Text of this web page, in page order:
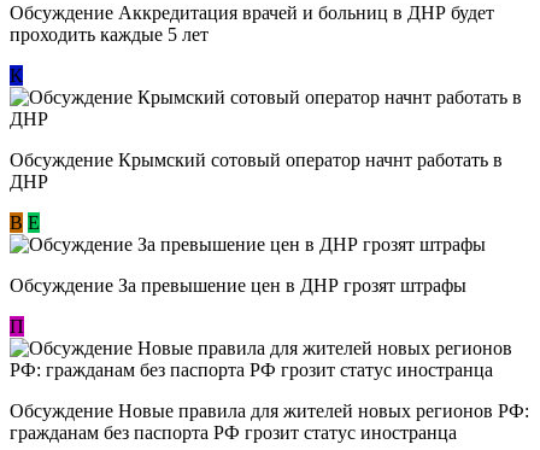
Обсуждение Аккредитация врачей и больниц в ДНР будет
проходить каждые 5 лет
К
Обсуждение Крымский сотовый оператор начнт работать в
ДНР
В E
Обсуждение За превышение цен в ДНР грозят штрафы
П
Обсуждение Новые правила для жителей новых регионов РФ:
гражданам без паспорта РФ грозит статус иностранца